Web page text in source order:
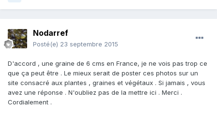
Nodarref
Posté(e) 23 septembre 2015
D'accord , une graine de 6 cms en France, je ne vois pas trop ce
que ça peut être . Le mieux serait de poster ces photos sur un
site consacré aux plantes , graines et végétaux . Si jamais , vous
avez une réponse . N'oubliez pas de la mettre ici . Merci .
Cordialement .